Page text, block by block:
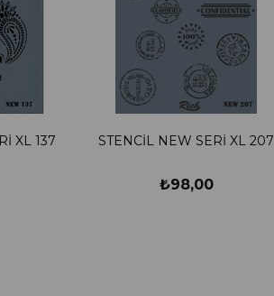
XL 137 STENCİL NEW SERİ XL 207
₺98,00